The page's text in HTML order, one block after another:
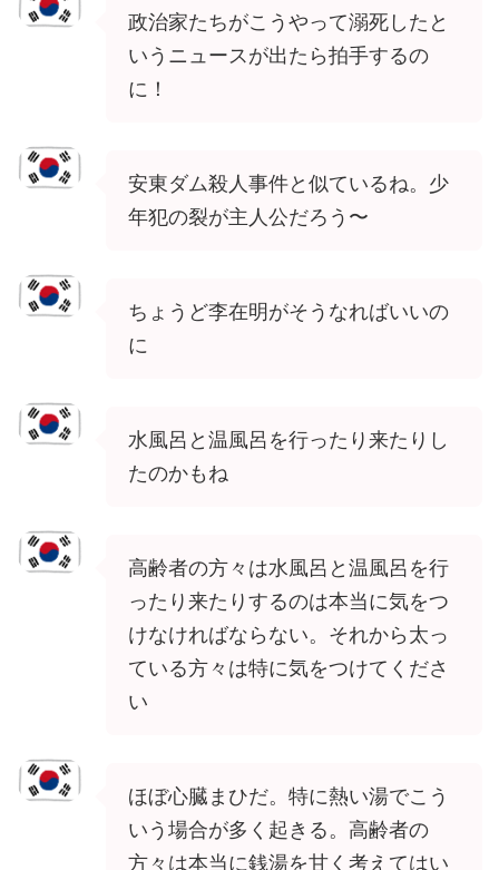
政治家たちがこうやって溺死したと
いうニュースが出たら拍手するの
に！
安東ダム殺人事件と似ているね。少
年犯の裂が主人公だろう〜
ちょうど李在明がそうなればいいの
に
水風呂と温風呂を行ったり来たりし
たのかもね
高齢者の方々は水風呂と温風呂を行
ったり来たりするのは本当に気をつ
けなければならない。それから太っ
ている方々は特に気をつけてくださ
い
ほぼ心臓まひだ。特に熱い湯でこう
いう場合が多く起きる。高齢者の
方々は本当に銭湯を甘く考えてはい